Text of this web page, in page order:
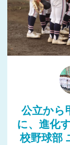
公立から
に、進化
校野球部